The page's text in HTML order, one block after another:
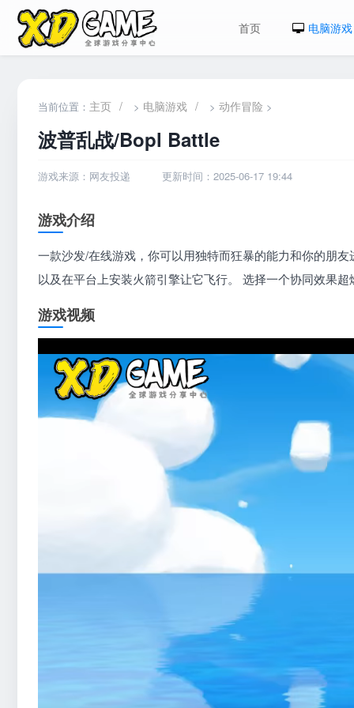
首页 电脑游戏
当前位置： 主页 / > 电脑游戏 / > 动作冒险 >
波普乱战/Bopl Battle
游戏来源：网友投递 更新时间：2025-06-17 19:44
游戏介绍
一款沙发/在线游戏，你可以用独特而狂暴的能力和你的朋
以及在平台上安装火箭引擎让它飞行。 选择一个协同效果
游戏视频